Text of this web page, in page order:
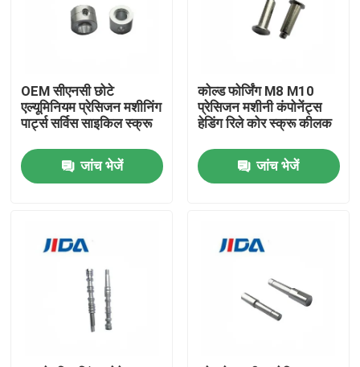
फ़ैक्टरी टूर
गुणवत्ता नियंत्रण
समाचार
OEM सीएनसी छोटे
एल्यूमिनियम प्रेसिजन मशीनिंग
पार्ट्स सर्विस साइकिल स्क्रू
जांच भेजें
कोल्ड फोर्जिंग M8 M10
प्रेसिजन मशीनी कंपोनेंट्स
हेडिंग रिले कोर स्क्रू कीलक
जांच भेजें